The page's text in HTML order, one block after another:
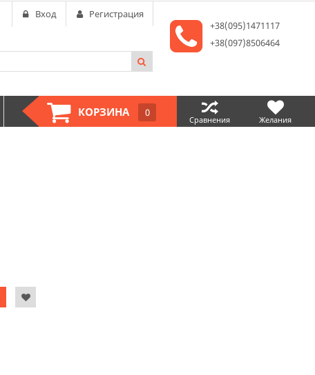
Вход
Регистрация
+38(095)1471117
+38(097)8506464
КОРЗИНА 0
Сравнения Желания